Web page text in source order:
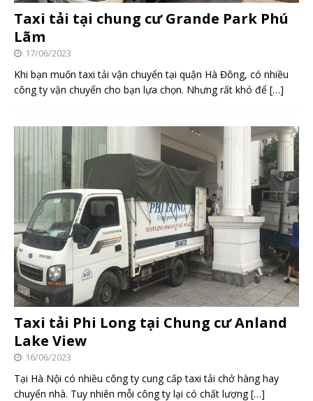
Taxi tải tại chung cư Grande Park Phú
Lãm
17/06/2023
Khi bạn muốn taxi tải vận chuyển tại quận Hà Đông, có nhiều
công ty vận chuyển cho bạn lựa chọn. Nhưng rất khó để […]
Taxi tải Phi Long tại Chung cư Anland
Lake View
16/06/2023
Tại Hà Nội có nhiều công ty cung cấp taxi tải chở hàng hay
chuyển nhà. Tuy nhiên mỗi công ty lại có chất lượng[…]